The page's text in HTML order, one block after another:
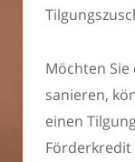
Möchten
sanieren,
einen